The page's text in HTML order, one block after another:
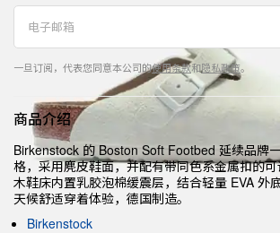
一旦订阅，代表您同意本公司的使用条款和隐私政策。
商品介绍
Birkenstock 的 Boston Soft Footbed 延续品牌
格，采用麂皮鞋面，并配有带同色系金属扣的
木鞋床内置乳胶泡棉缓震层，结合轻量 EVA 外
天候舒适穿着体验，德国制造。
Birkenstock